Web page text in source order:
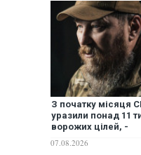
З початку місяця
уразили понад 11
ворожих цілей, -
07.08.2026